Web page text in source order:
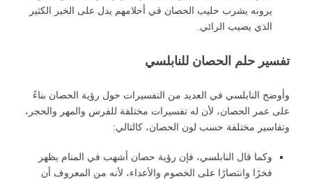
يرونه يشرب حليب الحصان في أحلامهم يدل على الخير الكثير
الذي يصيب الرائي.
تفسير حلم الحصان للنابلسي
وأوضح النابلسي في العديد من التفسيرات حول رؤية الحصان بناءً
على عمر الحصان، لأن له تفسيرات مختلفة للفرس والمهر والحجر،
وتفاسير مختلفة حسب لون الحصان، كالتالي:
وكما قال النابلسي، فإن رؤية حصان أشهب في المنام يظهر
فخرًا وانتصارًا على الخصوم والأعداء، لأنه من المعروف أن